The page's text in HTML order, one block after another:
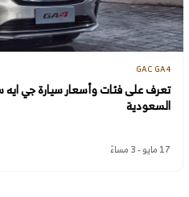
GAC GA4
السعودية
17 مايو - 3 مساءً